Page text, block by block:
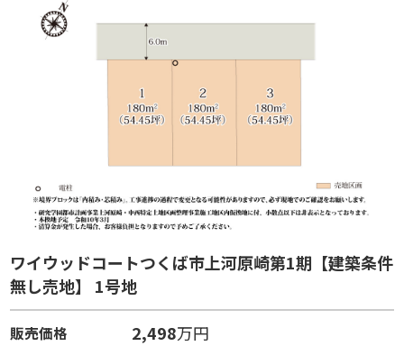
ワイウッドコートつくば市上河原崎第1期【建築条件
無し売地】 1号地
販売価格 2,498万円